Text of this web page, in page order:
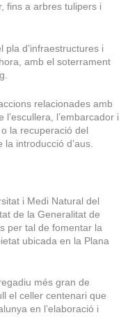
fins a arbres tulipers i
pla d’infraestructures i
amb el soterrament
relacionades amb
l’escullera, l’embarcador i
la recuperació del
introducció d’aus.
i Medi Natural del
de la Generalitat de
per tal de fomentar la
ubicada en la Plana
més gran de
el celler centenari que
en l’elaboració i